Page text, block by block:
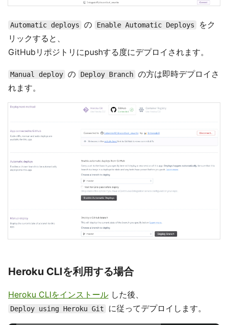
Automatic deploys の Enable Automatic Deploys
をク
リックすると、
GitHubリポジトリにpushする度にデプロイされます。
Manual deploy の Deploy Branch の方は即時デプロイさ
れます。
Heroku CLIを利用する場合
Heroku CLIをインストール した後、
Deploy using Heroku Git に従ってデプロイします。